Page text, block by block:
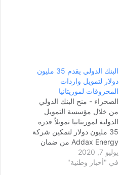
البنك الدولي يقدم 35 مليون
دولار لتمويل واردات
المحروقات لموريتانيا
الصحراء - منح البنك الدولي
من خلال مؤسسة التمويل
الدولية لموريتانيا تمويلاً قدره
35 مليون دولار لتمكين شركة
Addax Energy من ضمان
الواردات الأساسية من
المنتجات البترولية للبلاد.
يوليو 7, 2020
في "أخبار وطنية"